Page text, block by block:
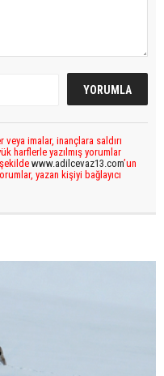
imalar, inançlara saldırı
harflerle yazılmış yorumlar
www.adilcevaz13.com’un
yazan kişiyi bağlayıcı